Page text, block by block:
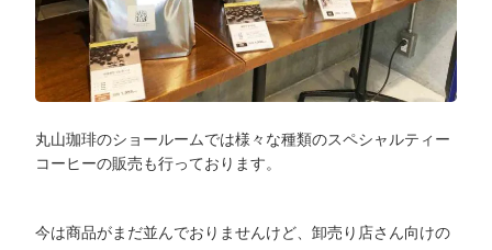
丸山珈琲のショールームでは様々な種類のスペシャルティー
コーヒーの販売も行っております。
今は商品がまだ並んでおりませんけど、卸売り店さん向けの